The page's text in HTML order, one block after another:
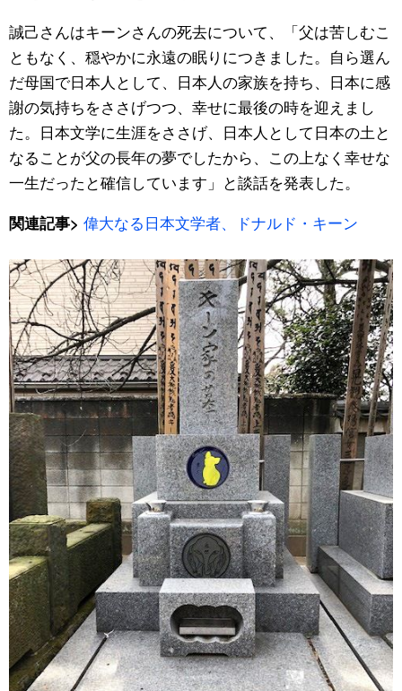
誠己さんはキーンさんの死去について、「父は苦しむこ
ともなく、穏やかに永遠の眠りにつきました。自ら選ん
だ母国で日本人として、日本人の家族を持ち、日本に感
謝の気持ちをささげつつ、幸せに最後の時を迎えまし
た。日本文学に生涯をささげ、日本人として日本の土と
なることが父の長年の夢でしたから、この上なく幸せな
一生だったと確信しています」と談話を発表した。
関連記事> 偉大なる日本文学者、ドナルド・キーン